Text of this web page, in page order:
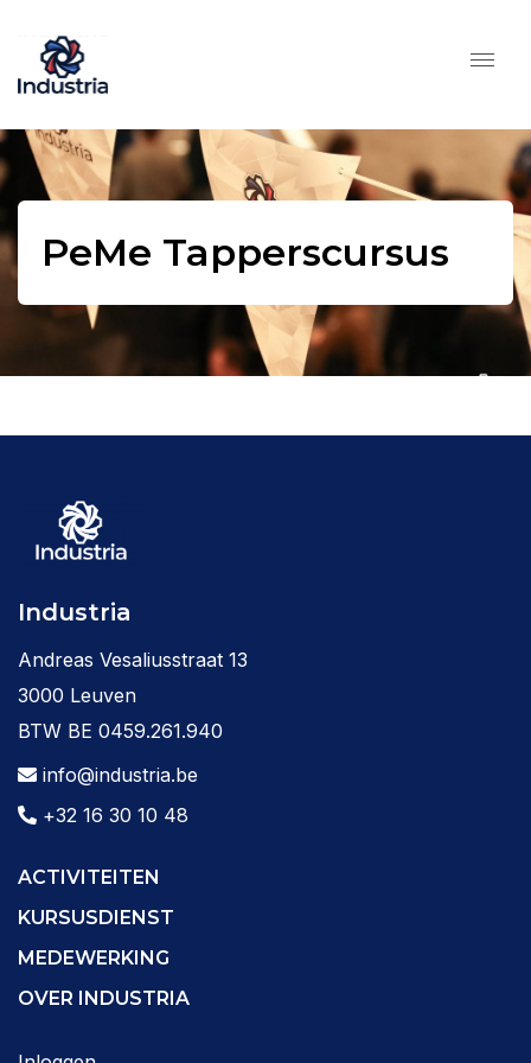
PeMe Tapperscursus
Industria
Andreas Vesaliusstraat 13
3000 Leuven
BTW BE 0459.261.940
info@industria.be
+32 16 30 10 48
ACTIVITEITEN
KURSUSDIENST
MEDEWERKING
OVER INDUSTRIA